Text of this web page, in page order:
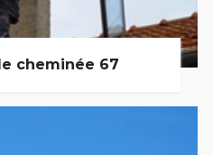
cheminée 67